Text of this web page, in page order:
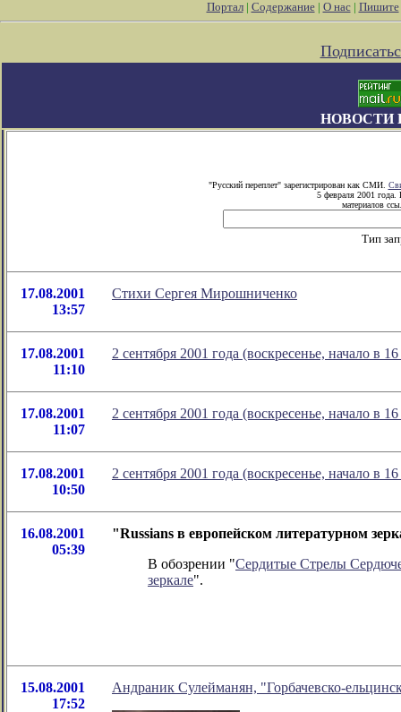
Портал| Содержание| О нас| Пишите
НОВОСТИ
"Русский переплет" зарегистрирован как СМИ.
5 февраля 2001 года.
материалов
Тип
17.08.2001
13:57
Стихи Сергея Мирошниченко
17.08.2001
11:10
2 сентября 2001 года (воскресенье, начало в
17.08.2001
11:07
2 сентября 2001 года (воскресенье, начало в
17.08.2001
10:50
2 сентября 2001 года (воскресенье, начало в
16.08.2001
05:39
"Russians в европейском литературном
В обозрении "Сердитые Стрелы
зеркале".
15.08.2001
17:52
Андраник Сулейманян, "Горбачевско-